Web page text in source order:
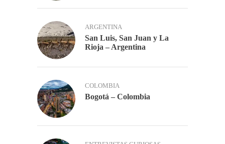
ARGENTINA
San Luis, San Juan y La
Rioja – Argentina
COLOMBIA
Bogotá – Colombia